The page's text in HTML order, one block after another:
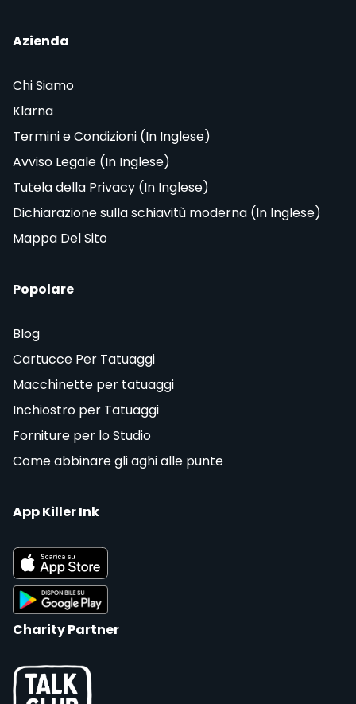
Azienda
Chi Siamo
Klarna
Termini e Condizioni (In Inglese)
Avviso Legale (In Inglese)
Tutela della Privacy (In Inglese)
Dichiarazione sulla schiavitù moderna (In Inglese)
Mappa Del Sito
Popolare
Blog
Cartucce Per Tatuaggi
Macchinette per tatuaggi
Inchiostro per Tatuaggi
Forniture per lo Studio
Come abbinare gli aghi alle punte
App Killer Ink
Charity Partner